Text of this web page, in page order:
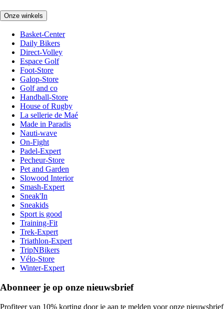
Onze winkels
Basket-Center
Daily Bikers
Direct-Volley
Espace Golf
Foot-Store
Galop-Store
Golf and co
Handball-Store
House of Rugby
La sellerie de Maé
Made in Paradis
Nauti-wave
On-Fight
Padel-Expert
Pecheur-Store
Pet and Garden
Slowood Interior
Smash-Expert
Sneak'In
Sneakids
Sport is good
Training-Fit
Trek-Expert
Triathlon-Expert
TripNBikers
Vélo-Store
Winter-Expert
Abonneer je op onze nieuwsbrief
Profiteer van 10% korting door je aan te melden voor onze nieuwsbrief